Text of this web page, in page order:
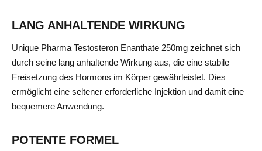
LANG ANHALTENDE WIRKUNG
Unique Pharma Testosteron Enanthate 250mg zeichnet sich
durch seine lang anhaltende Wirkung aus, die eine stabile
Freisetzung des Hormons im Körper gewährleistet. Dies
ermöglicht eine seltener erforderliche Injektion und damit eine
bequemere Anwendung.
POTENTE FORMEL